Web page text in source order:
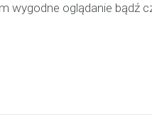
wygodne oglądanie bądź